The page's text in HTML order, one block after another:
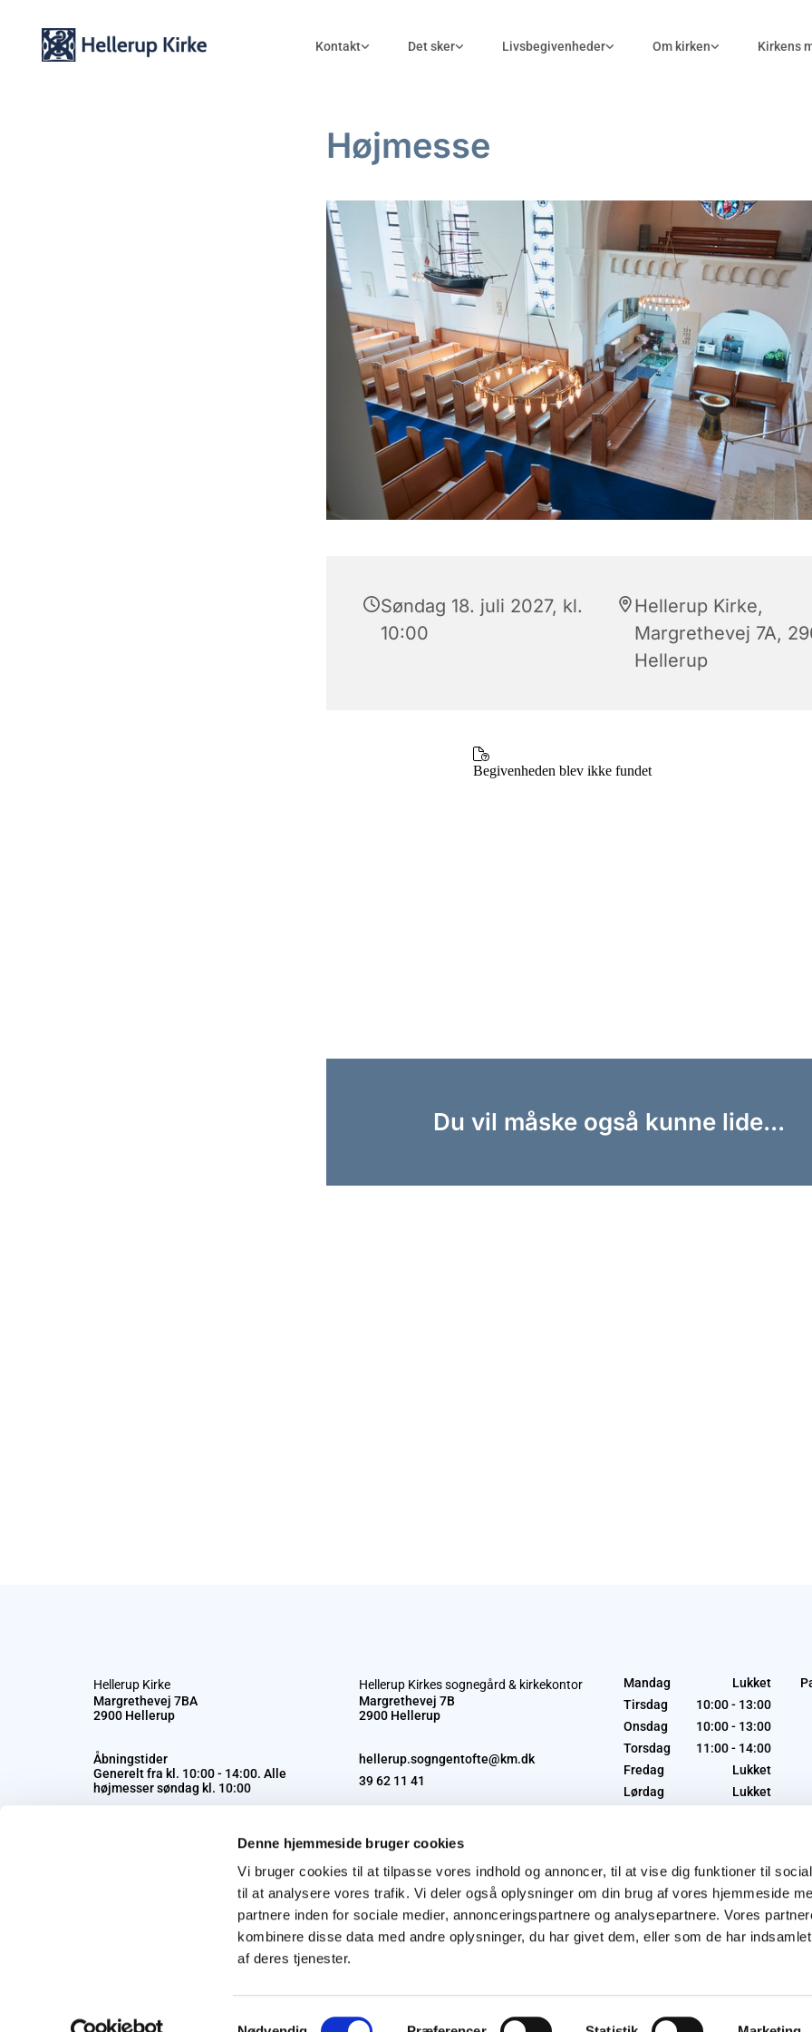
Denne hjemmeside bruger cookies
Vi bruger cookies til at tilpasse vores indhold og annoncer, til at vise dig funktioner til
til at analysere vores trafik. Vi deler også oplysninger om din brug af vores hjemmeside
partnere inden for sociale medier, annonceringspartnere og analysepartnere. Vores
kombinere disse data med andre oplysninger, du har givet dem, eller som de har
af deres tjenester.
Samtykkevalg
Kontakt Det sker Livsbegivenheder Om kirken Kirkens
Højmesse
Søndag 18. juli 2027, kl.
10:00
Hellerup Kirke,
Margrethevej 7A,
Hellerup
Du vil måske også kunne lide...
Hellerup Kirke
Margrethevej 7BA
2900 Hellerup
Åbningstider
Generelt fra kl. 10:00 - 14:00. Alle
højmesser søndag kl. 10:00
Hellerup Kirkes sognegård & kirkekontor
Margrethevej 7B
2900 Hellerup
hellerup.sogngentofte@km.dk
39 62 11 41
Mandag
Lukket
Tirsdag
10:00 - 13:00
Onsdag
10:00 - 13:00
Torsdag
11:00 - 14:00
Fredag
Lukket
Lørdag
Lukket
Privatlivspolitik Log på ChurchDesk